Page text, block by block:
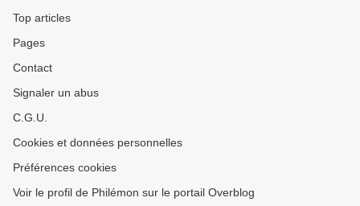
Top articles
Pages
Contact
Signaler un abus
C.G.U.
Cookies et données personnelles
Préférences cookies
Voir le profil de Philémon sur le portail Overblog